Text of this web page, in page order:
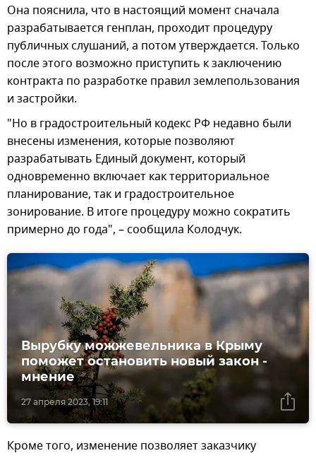
Она пояснила, что в настоящий момент сначала
разрабатывается генплан, проходит процедуру
публичных слушаний, а потом утверждается. Только
после этого возможно приступить к заключению
контракта по разработке правил землепользования
и застройки.
"Но в градостроительный кодекс РФ недавно были
внесены изменения, которые позволяют
разрабатывать Единый документ, который
одновременно включает как территориальное
планирование, так и градостроительное
зонирование. В итоге процедуру можно сократить
примерно до года", – сообщила Колодчук.
27 апреля 2023, 19:11
Вырубку можжевельника в Крыму
поможет остановить новый закон -
мнение
Кроме того, изменение позволяет заказчику